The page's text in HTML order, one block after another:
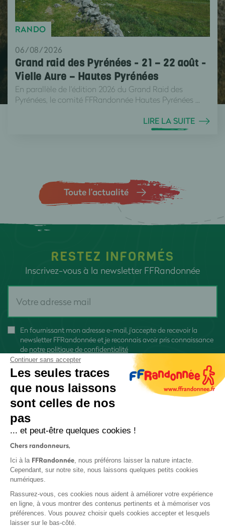
RANDO
06/08/2026
Grand raid des Pyrénées - 21 – 22 août -
Vielle Aure – Hautes Pyrénées
En parallèle de l'édition 2026 du Grand Raid des
Pyrénées, le comité FFRandonnée Hautes Pyrénées ...
LIRE LA SUITE
Toute l’actualité
RESTEZ INFORMÉS
Inscrivez-vous à la newsletter FFRandonnée
En fournissant mon adresse e-mail, j'accepte de recevoir la
newsletter FFRandonnée et je reconnais avoir pris connaissance
de notre politique de confidentialité
Protection des données
Politique de confidentialité
Continuer sans accepter
Les seules traces
que nous laissons
sont celles de nos
pas
... et peut-être quelques cookies !
Chers randonneurs,
Ici à la FFRandonnée, nous préférons laisser la nature intacte.
Cependant, sur notre site, nous laissons quelques petits cookies
numériques.
Rassurez-vous, ces cookies nous aident à améliorer votre expérience
en ligne, à vous montrer des contenus pertinents et à mémoriser vos
préférences. Vous pouvez choisir quels cookies accepter et lesquels
laisser sur le bas-côté.